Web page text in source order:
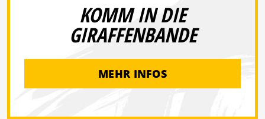
KOMM IN DIE
GIRAFFENBANDE
MEHR INFOS